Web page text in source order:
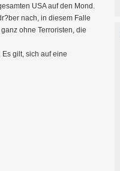
USA auf den Mond.
nach, in diesem Falle
ohne Terroristen, die
gilt, sich auf eine